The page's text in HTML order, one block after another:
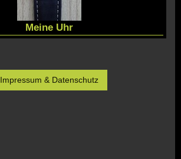
Meine Uhr
Impressum & Datenschutz